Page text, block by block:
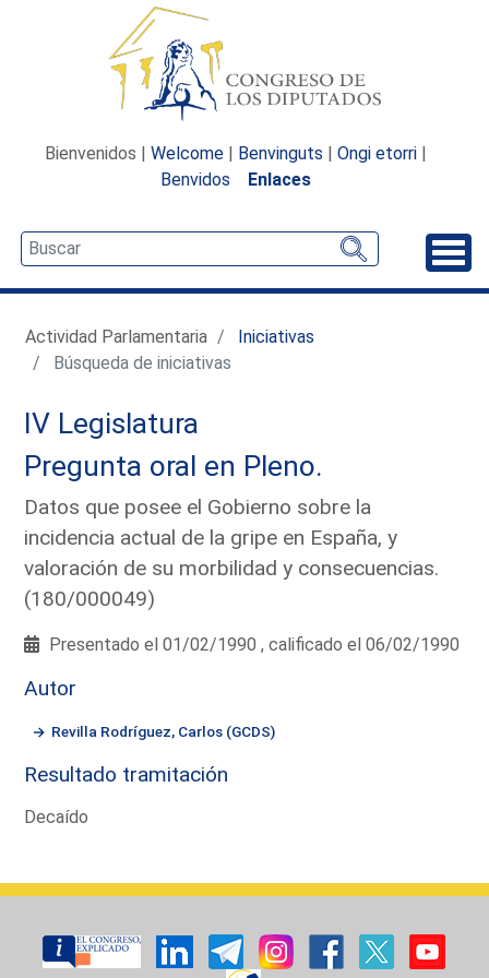
Bienvenidos | Welcome | Benvinguts | Ongi etorri |
Benvidos
Enlaces
Actividad Parlamentaria
Iniciativas
Búsqueda de iniciativas
IV Legislatura
Pregunta oral en Pleno.
Datos que posee el Gobierno sobre la
incidencia actual de la gripe en España, y
valoración de su morbilidad y consecuencias.
(180/000049)
Presentado el 01/02/1990 , calificado el 06/02/1990
Autor
Revilla Rodríguez, Carlos (GCDS)
Resultado tramitación
Decaído